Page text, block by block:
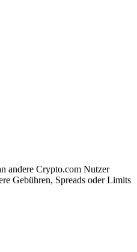
andere Crypto.com Nutzer
Gebühren, Spreads oder Limits